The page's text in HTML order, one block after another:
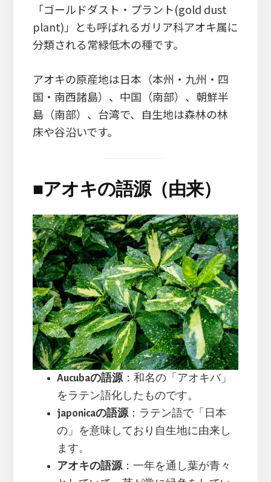
「ゴールドダスト・プラント(gold dust
plant)」とも呼ばれるガリア科アオキ属に
分類される常緑低木の種です。
アオキの原産地は日本（本州・九州・四
国・南西諸島）、中国（南部）、朝鮮半
島（南部）、台湾で、自生地は森林の林
床や谷沿いです。
■アオキの語源（由来）
Aucubaの語源：和名の「アオキバ」
をラテン語化したものです。
japonicaの語源：ラテン語で「日本
の」を意味しており自生地に由来し
ます。
アオキの語源：一年を通し葉が青々